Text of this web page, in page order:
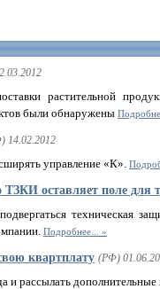
растительной
были обнаружены
14.02.2012
управление «К».
ТЗКИ оставляет поле для
техническая
Подробнее...
квартплату (РФ)
и рассылать дополнительные